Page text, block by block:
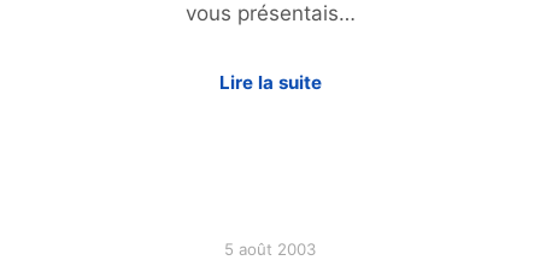
vous présentais…
Lire la suite
5 août 2003